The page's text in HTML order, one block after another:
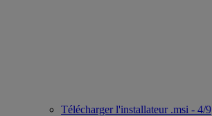
Télécharger l'installateur .msi - 4/9